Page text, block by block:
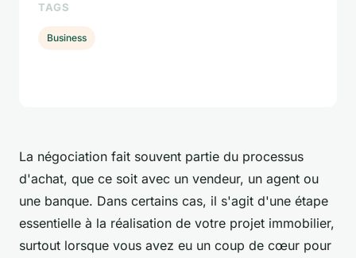
La négociation fait souvent partie du processus
d'achat, que ce soit avec un vendeur, un agent ou
une banque. Dans certains cas, il s'agit d'une étape
essentielle à la réalisation de votre projet immobilier,
surtout lorsque vous avez eu un coup de cœur pour
TAGS
Business